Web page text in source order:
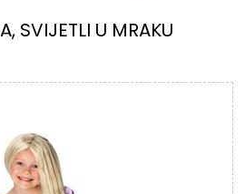
SVIJETLI U MRAKU